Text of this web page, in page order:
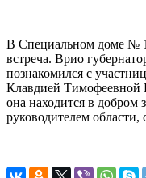
В Специальном доме №
встреча. Врио
познакомился с
Клавдией Тимофеевной
она находится в добром
руководителем